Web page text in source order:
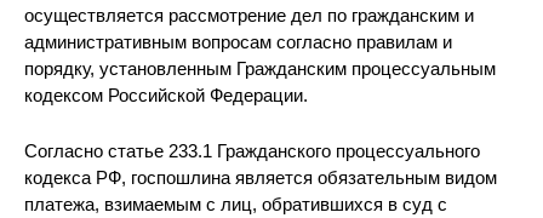
осуществляется рассмотрение дел по гражданским и
административным вопросам согласно правилам и
порядку, установленным Гражданским процессуальным
кодексом Российской Федерации.
Согласно статье 233.1 Гражданского процессуального
кодекса РФ, госпошлина является обязательным видом
платежа, взимаемым с лиц, обратившихся в суд с